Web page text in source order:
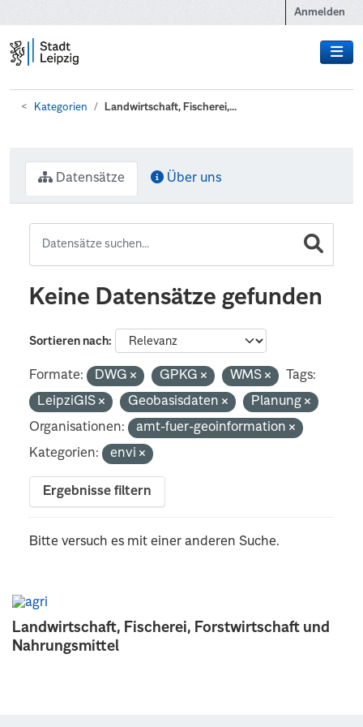
Anmelden
Kategorien Landwirtschaft, Fischerei,...
Landwirtschaft, Fischerei, Forstwirtschaft und
Nahrungsmittel
Datensätze Über uns
Keine Datensätze gefunden
Sortieren nach
Formate: DWG GPKG WMS
Tags:
LeipziGIS
Geobasisdaten
Planung
Organisationen:
amt-fuer-geoinformation
Kategorien:
envi
Ergebnisse filtern
Bitte versuch es mit einer anderen Suche.